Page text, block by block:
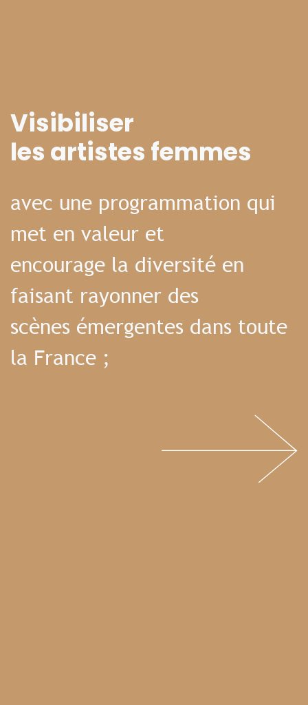
Visibiliser
les artistes femmes
avec une programmation qui
met en valeur et
encourage la diversité en
faisant rayonner des
scènes émergentes dans toute
la France ;